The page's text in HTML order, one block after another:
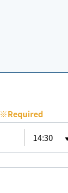
※Required
14:30